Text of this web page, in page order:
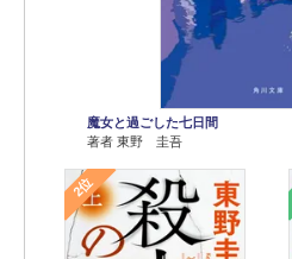
魔女と過ごした七日間
著者 東野 圭吾
2位